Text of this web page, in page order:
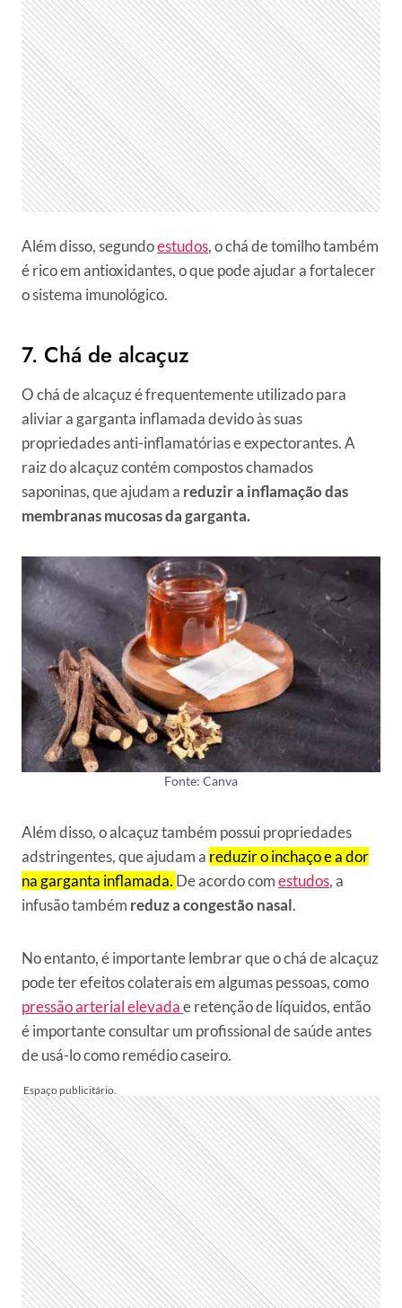
Além disso, segundoestudos, o chá de tomilho também
é rico em antioxidantes, o que pode ajudar a fortalecer
o sistema imunológico.
7. Chá de alcaçuz
O chá de alcaçuz é frequentemente utilizado para
aliviar a garganta inflamada devido às suas
propriedades anti-inflamatórias e expectorantes. A
raiz do alcaçuz contém compostos chamados
saponinas, que ajudam a reduzir a inflamação das
membranas mucosas da garganta.
Fonte: Canva
Além disso, o alcaçuz também possui propriedades
adstringentes, que ajudam a reduzir o inchaço e a dor
na garganta inflamada. De acordo comestudos, a
infusão também reduz a congestão nasal.
No entanto, é importante lembrar que o chá de alcaçuz
pode ter efeitos colaterais em algumas pessoas, como
pressão arterial elevadae retenção de líquidos, então
é importante consultar um profissional de saúde antes
de usá-lo como remédio caseiro.